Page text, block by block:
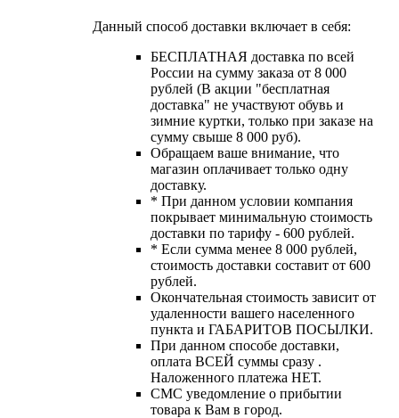
Данный способ доставки включает в себя:
БЕСПЛАТНАЯ доставка по всей
России на сумму заказа от 8 000
рублей (В акции "бесплатная
доставка" не участвуют обувь и
зимние куртки, только при заказе на
сумму свыше 8 000 руб).
Обращаем ваше внимание, что
магазин оплачивает только одну
доставку.
* При данном условии компания
покрывает минимальную стоимость
доставки по тарифу - 600 рублей.
* Если сумма менее 8 000 рублей,
стоимость доставки составит от 600
рублей.
Окончательная стоимость зависит от
удаленности вашего населенного
пункта и ГАБАРИТОВ ПОСЫЛКИ.
При данном способе доставки,
оплата ВСЕЙ суммы сразу .
Наложенного платежа НЕТ.
СМС уведомление о прибытии
товара к Вам в город.